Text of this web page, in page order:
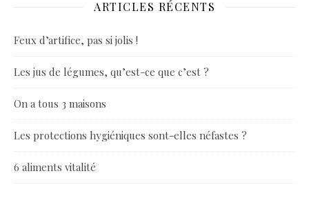
ARTICLES RÉCENTS
Feux d’artifice, pas si jolis !
Les jus de légumes, qu’est-ce que c’est ?
On a tous 3 maisons
Les protections hygiéniques sont-elles néfastes ?
6 aliments vitalité